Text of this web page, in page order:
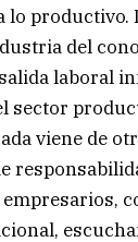
del
laboral
sector
viene de